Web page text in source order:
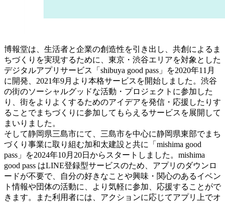
博報堂は、生活者と企業の創造性を引き出し、共創によるま
ちづくりを実現するために、東京・渋谷エリアを対象とした
デジタルアプリサービス「shibuya good pass」を2020年11月
に開発、2021年9月より本格サービスを開始しました。渋谷
の街のソーシャルグッドな活動・プロジェクトに参加した
り、街をよりよくするためのアイデアを発信・応援したりす
ることでまちづくりに参加してもらえるサービスを展開して
まいりました。
そして静岡県三島市にて、三島市を中心に静岡県東部でまち
づくり事業に取り組む加和太建設と共に「mishima good
pass」を2024年10月20日からスタートしました。mishima
good pass はLINE登録型サービスのため、アプリのダウンロ
ードが不要で、自分の好きなことや興味・関心のあるイベン
ト情報や団体の活動に、より気軽に参加、応援することがで
きます。また利用者には、アクションに応じてアプリ上でオ